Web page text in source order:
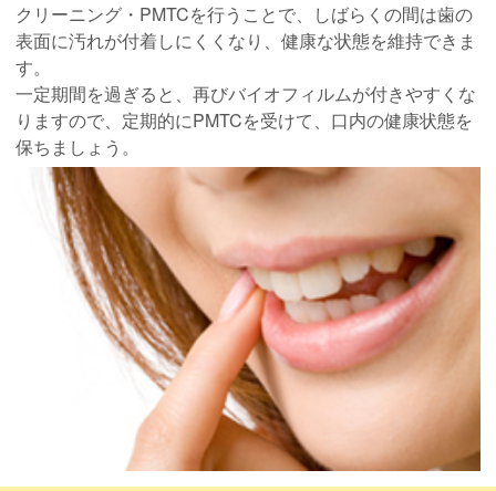
クリーニング・PMTCを行うことで、しばらくの間は歯の
表面に汚れが付着しにくくなり、健康な状態を維持できま
す。
一定期間を過ぎると、再びバイオフィルムが付きやすくな
りますので、定期的にPMTCを受けて、口内の健康状態を
保ちましょう。